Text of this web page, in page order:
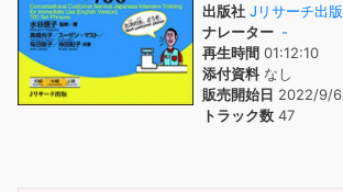
出版社 Jリサーチ出版
ナレーター -
再生時間 01:12:10
添付資料なし
販売開始日 2022/9/6
トラック数 47